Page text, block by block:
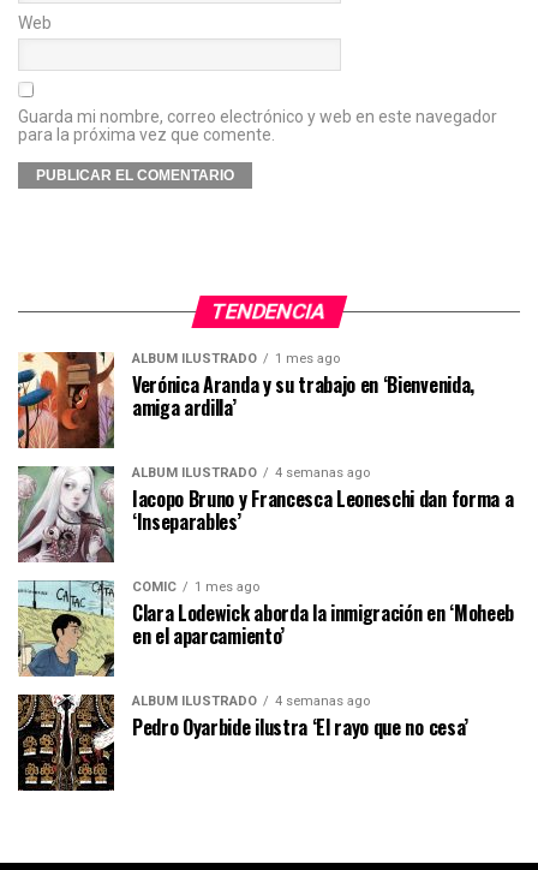
Web
Guarda mi nombre, correo electrónico y web en este navegador
para la próxima vez que comente.
TENDENCIA
ÁLBUM ILUSTRADO 1 mes ago
Verónica Aranda y su trabajo en ‘Bienvenida,
amiga ardilla’
ÁLBUM ILUSTRADO 4 semanas ago
Iacopo Bruno y Francesca Leoneschi dan forma a
‘Inseparables’
CÓMIC 1 mes ago
Clara Lodewick aborda la inmigración en ‘Moheeb
en el aparcamiento’
ÁLBUM ILUSTRADO 4 semanas ago
Pedro Oyarbide ilustra ‘El rayo que no cesa’